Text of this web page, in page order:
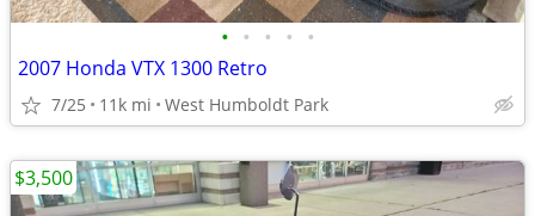
• • • • •
2007 Honda VTX 1300 Retro
7/25 11k mi West Humboldt Park
$3,500